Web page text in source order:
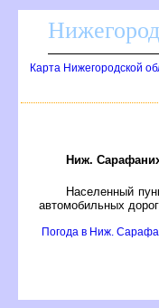
Карта Нижегородской
Ниж.
Населенный
автомобильных
Погода в Ниж.